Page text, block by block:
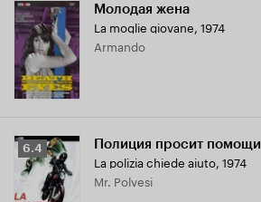
Молодая жена
La moglie giovane, 1974
Armando
Рейтинг
Кинопоиска
6.4
6.4 Полиция просит помощи
La polizia chiede aiuto, 1974
Mr. Polvesi